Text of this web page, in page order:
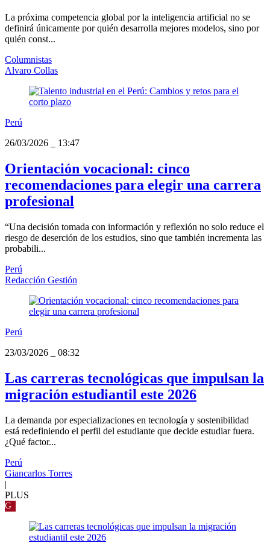
La próxima competencia global por la inteligencia artificial no se
definirá únicamente por quién desarrolla mejores modelos, sino por
quién const...
Columnistas
Alvaro Collas
Perú
26/03/2026
13:47
Orientación vocacional: cinco
recomendaciones para elegir una carrera
profesional
“Una decisión tomada con información y reflexión no solo reduce el
riesgo de deserción de los estudios, sino que también incrementa las
probabili...
Perú
Redacción Gestión
Perú
23/03/2026
08:32
Las carreras tecnológicas que impulsan la
migración estudiantil este 2026
La demanda por especializaciones en tecnología y sostenibilidad
está redefiniendo el perfil del estudiante que decide estudiar fuera.
¿Qué factor...
Perú
Giancarlos Torres
|
PLUS
G